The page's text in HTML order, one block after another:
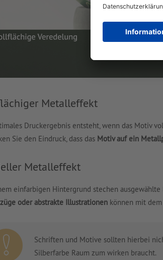
Metalleffekt
Druckergebnis entsteht, wenn das Motiv
Sie den Eindruck, dass das Motiv auf ein
Metalleffekt
einfarbigen Hintergrund stechen
oder abstrakte Illustrationen können mit
Schriften und Motive sollten hierbei
Silberfarbe Raum zum wirken braucht.